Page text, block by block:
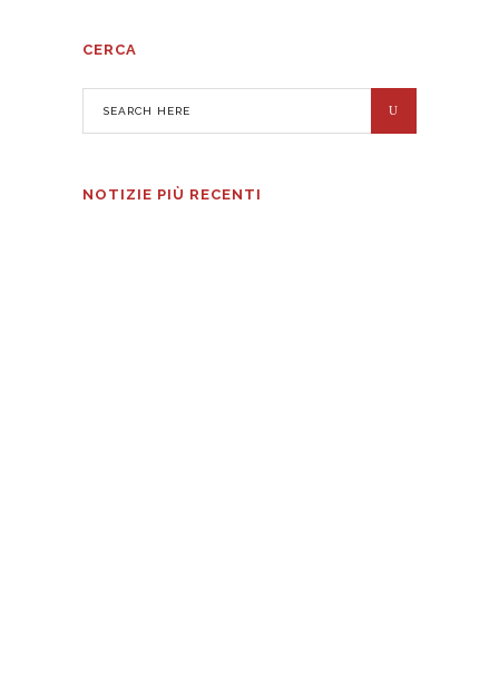
CERCA
NOTIZIE PIÙ RECENTI